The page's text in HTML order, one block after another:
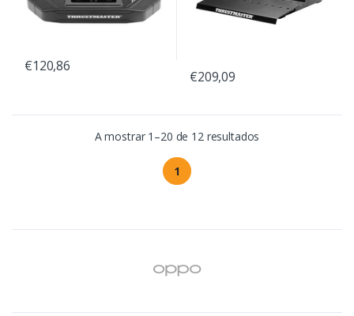
€120,86
€209,09
A mostrar 1–20 de 12 resultados
1